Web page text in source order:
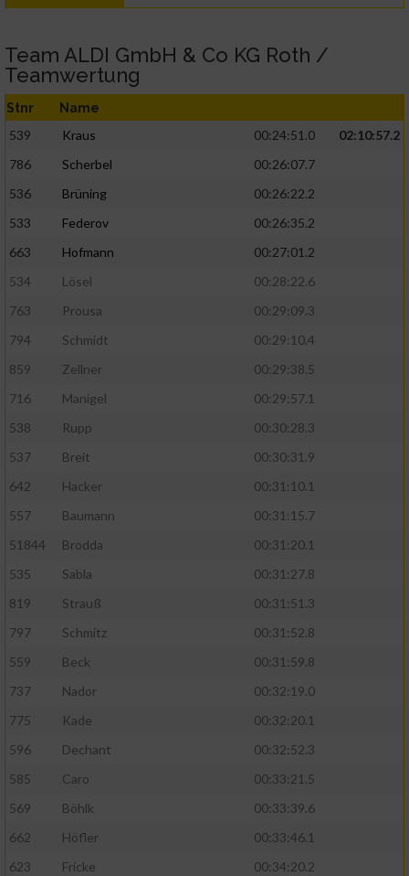
Team ALDI GmbH & Co KG Roth /
Teamwertung
Stnr Name
539 Kraus 00:24:51.0
02:10:57.2
786
Scherbel
00:26:07.7
536
Brüning
00:26:22.2
533
Federov
00:26:35.2
663
Hofmann
00:27:01.2
534
Lösel
00:28:22.6
763
Prousa
00:29:09.3
794
Schmidt
00:29:10.4
859
Zellner
00:29:38.5
716
Manigel
00:29:57.1
538
Rupp
00:30:28.3
537
Breit
00:30:31.9
642
Hacker
00:31:10.1
557
Baumann
00:31:15.7
51844
Brodda
00:31:20.1
535
Sabla
00:31:27.8
819
Strauß
00:31:51.3
797
Schmitz
00:31:52.8
559
Beck
00:31:59.8
737
Nador
00:32:19.0
775
Kade
00:32:20.1
596
Dechant
00:32:52.3
585
Caro
00:33:21.5
569
Böhlk
00:33:39.6
662
Höfler
00:33:46.1
623
Fricke
00:34:20.2